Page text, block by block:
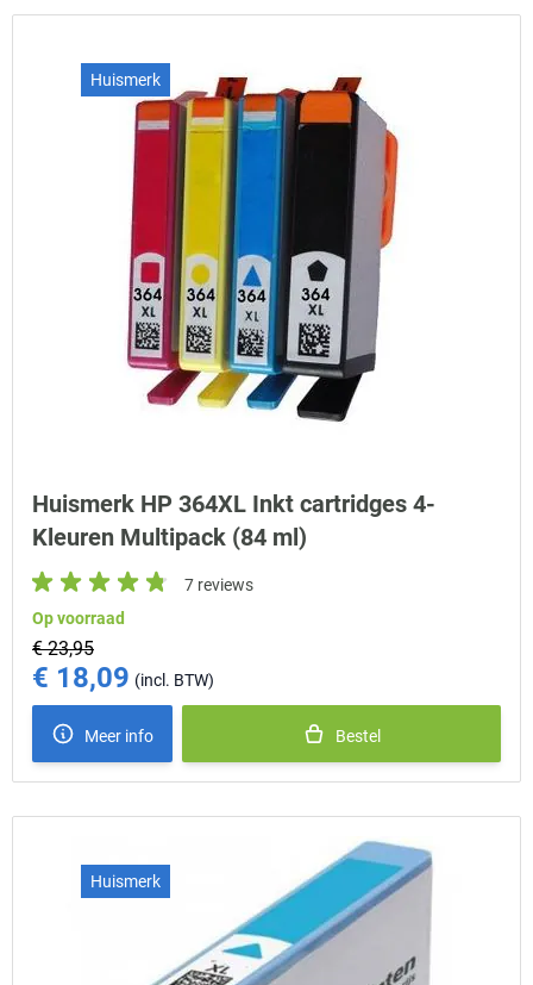
Huismerk
Huismerk HP 364XL Inkt cartridges 4-
Kleuren Multipack (84 ml)
7 reviews
Op voorraad
€ 23,95
Special Price
€ 18,09
Meer info Bestel
Huismerk